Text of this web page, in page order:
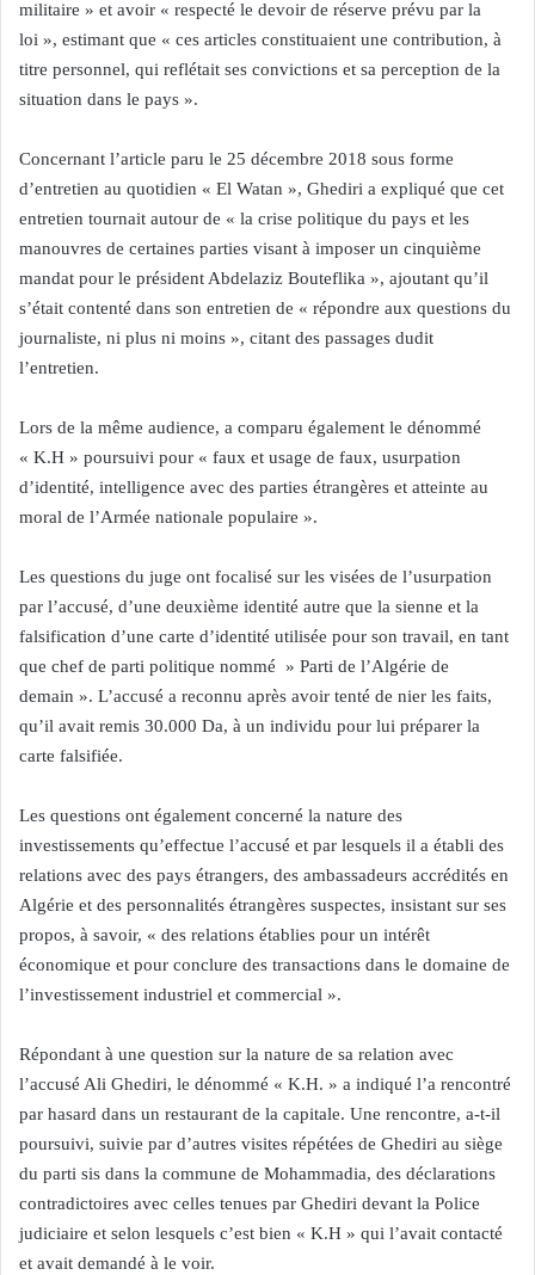
militaire » et avoir « respecté le devoir de réserve prévu par la
loi », estimant que « ces articles constituaient une contribution, à
titre personnel, qui reflétait ses convictions et sa perception de la
situation dans le pays ».
Concernant l’article paru le 25 décembre 2018 sous forme
d’entretien au quotidien « El Watan », Ghediri a expliqué que cet
entretien tournait autour de « la crise politique du pays et les
manouvres de certaines parties visant à imposer un cinquième
mandat pour le président Abdelaziz Bouteflika », ajoutant qu’il
s’était contenté dans son entretien de « répondre aux questions du
journaliste, ni plus ni moins », citant des passages dudit
l’entretien.
Lors de la même audience, a comparu également le dénommé
« K.H » poursuivi pour « faux et usage de faux, usurpation
d’identité, intelligence avec des parties étrangères et atteinte au
moral de l’Armée nationale populaire ».
Les questions du juge ont focalisé sur les visées de l’usurpation
par l’accusé, d’une deuxième identité autre que la sienne et la
falsification d’une carte d’identité utilisée pour son travail, en tant
que chef de parti politique nommé » Parti de l’Algérie de
demain ». L’accusé a reconnu après avoir tenté de nier les faits,
qu’il avait remis 30.000 Da, à un individu pour lui préparer la
carte falsifiée.
Les questions ont également concerné la nature des
investissements qu’effectue l’accusé et par lesquels il a établi des
relations avec des pays étrangers, des ambassadeurs accrédités en
Algérie et des personnalités étrangères suspectes, insistant sur ses
propos, à savoir, « des relations établies pour un intérêt
économique et pour conclure des transactions dans le domaine de
l’investissement industriel et commercial ».
Répondant à une question sur la nature de sa relation avec
l’accusé Ali Ghediri, le dénommé « K.H. » a indiqué l’a rencontré
par hasard dans un restaurant de la capitale. Une rencontre, a-t-il
poursuivi, suivie par d’autres visites répétées de Ghediri au siège
du parti sis dans la commune de Mohammadia, des déclarations
contradictoires avec celles tenues par Ghediri devant la Police
judiciaire et selon lesquels c’est bien « K.H » qui l’avait contacté
et avait demandé à le voir.